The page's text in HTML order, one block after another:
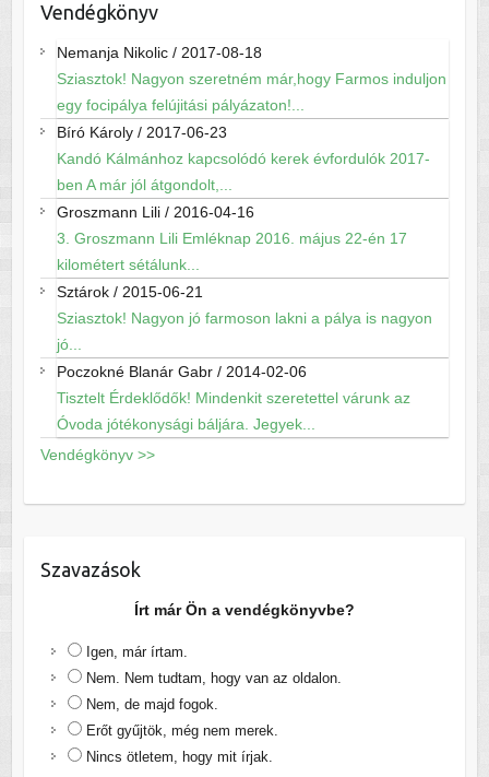
Vendégkönyv
Nemanja Nikolic/ 2017-08-18
Sziasztok! Nagyon szeretném már,hogy Farmos induljon
egy focipálya felújitási pályázaton!...
Bíró Károly/ 2017-06-23
Kandó Kálmánhoz kapcsolódó kerek évfordulók 2017-
ben A már jól átgondolt,...
Groszmann Lili/ 2016-04-16
3. Groszmann Lili Emléknap 2016. május 22-én 17
kilométert sétálunk...
Sztárok/ 2015-06-21
Sziasztok! Nagyon jó farmoson lakni a pálya is nagyon
jó...
Poczokné Blanár Gabr/ 2014-02-06
Tisztelt Érdeklődők! Mindenkit szeretettel várunk az
Óvoda jótékonysági báljára. Jegyek...
Vendégkönyv >>
Szavazások
Írt már Ön a vendégkönyvbe?
Igen, már írtam.
Nem. Nem tudtam, hogy van az oldalon.
Nem, de majd fogok.
Erőt gyűjtök, még nem merek.
Nincs ötletem, hogy mit írjak.